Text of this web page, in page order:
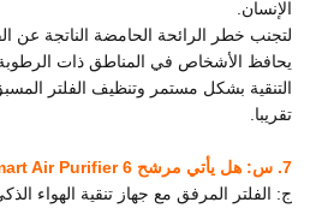
الإنسان.
لتجنب خطر الرائحة الحامضة الناتجة عن
يحافظ الأشخاص في المناطق ذات الرطوبة
التنقية بشكل مستمر وتنظيف الفلتر
تقريبا.
7. س: هل يأتي مرشح Mijia Smart Air Purifier 6 مع العبوة؟